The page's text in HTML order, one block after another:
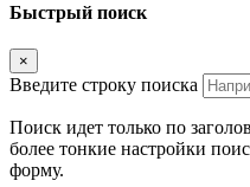
Быстрый поиск
×
Введите строку поиска
Поиск идет только по
более тонкие настройки
форму.